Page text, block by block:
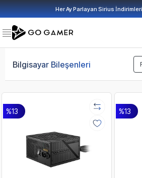
Her Ay Parlayan Sirius
Bilgisayar Bileşenleri
%13 %13